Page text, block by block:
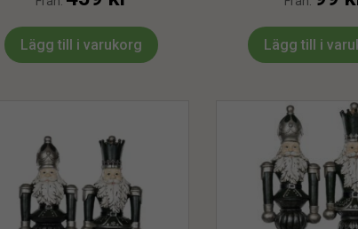
Lägg till i varukorg Lägg till i